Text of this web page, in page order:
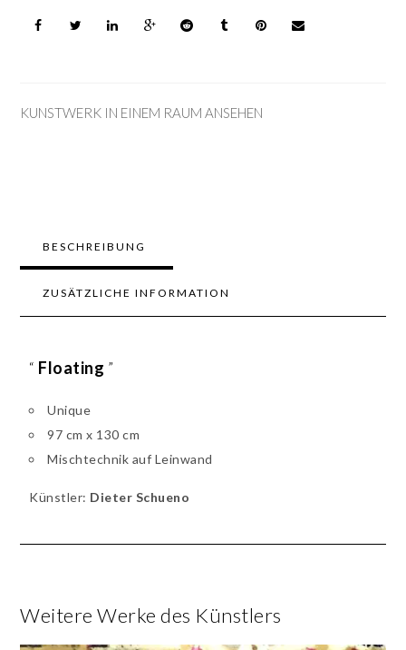
KUNSTWERK IN EINEM RAUM ANSEHEN
BESCHREIBUNG
ZUSÄTZLICHE INFORMATION
“ Floating ”
Unique
97 cm x 130 cm
Mischtechnik auf Leinwand
Künstler: Dieter Schueno
Weitere Werke des Künstlers